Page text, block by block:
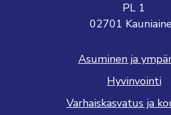
PL 1
02701
Asuminen ja
Hyvinvointi
Varhaiskasvatus ja